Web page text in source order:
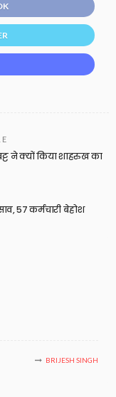
ने क्यों किया शाहरुख का
57 कर्मचारी बेहोश
BRIJESH SINGH